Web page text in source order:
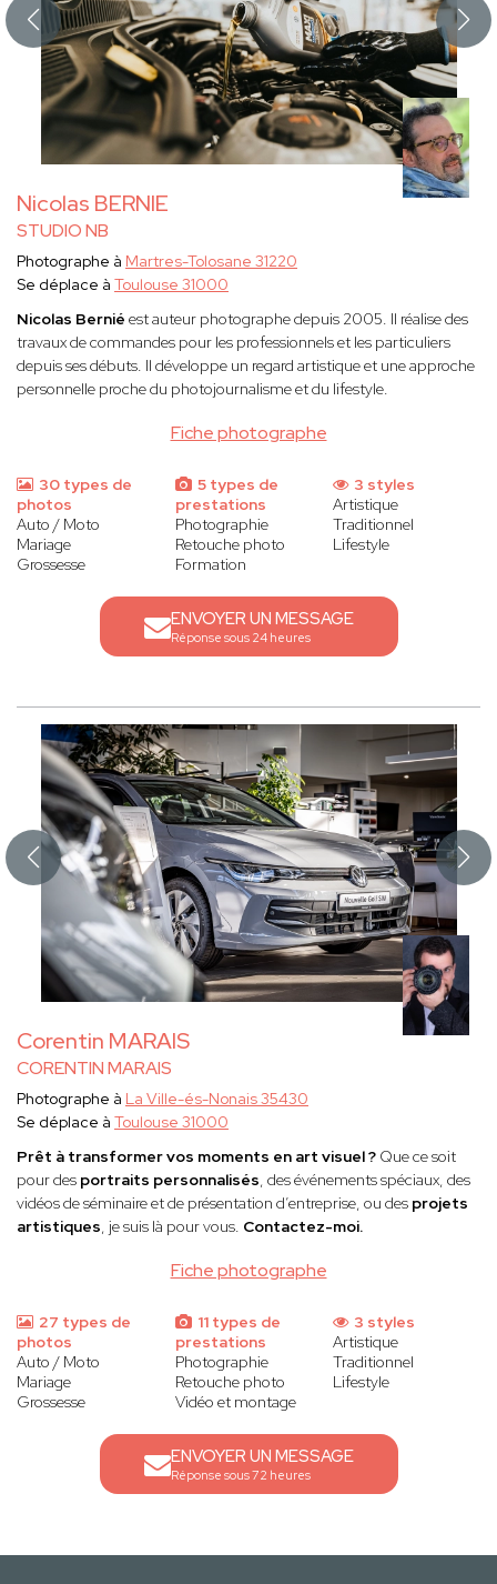
Nicolas BERNIE
STUDIO NB
Fiche photographe
Photographe à Martres-Tolosane 31220
Se déplace à Toulouse 31000
Nicolas Bernié est auteur photographe depuis 2005. Il réalise des
travaux de commandes pour les professionnels et les particuliers
depuis ses débuts. Il développe un regard artistique et une approche
personnelle proche du photojournalisme et du lifestyle.
30 types de
photos
Auto / Moto
Mariage
Grossesse
5 types de
prestations
Photographie
Retouche photo
Formation
3 styles
Artistique
Traditionnel
Lifestyle
ENVOYER UN MESSAGE
Réponse sous 24 heures
Corentin MARAIS
CORENTIN MARAIS
Fiche photographe
Photographe à La Ville-és-Nonais 35430
Se déplace à Toulouse 31000
Prêt à transformer vos moments en art visuel ? Que ce soit
pour des portraits personnalisés, des événements spéciaux, des
vidéos de séminaire et de présentation d’entreprise, ou des projets
artistiques, je suis là pour vous. Contactez-moi.
27 types de
photos
Auto / Moto
Mariage
Grossesse
11 types de
prestations
Photographie
Retouche photo
Vidéo et montage
3 styles
Artistique
Traditionnel
Lifestyle
ENVOYER UN MESSAGE
Réponse sous 72 heures